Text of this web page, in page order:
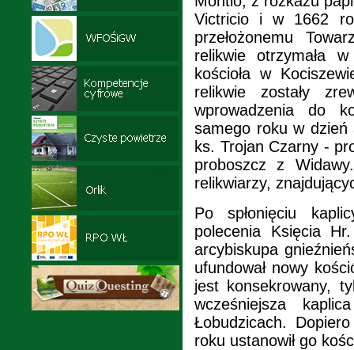
Victricio i w 1662
przełożonemu
relikwie otrzymała
kościoła w
relikwie zostały
wprowadzenia do
samego roku w dzień
ks. Trojan Czarny -
proboszcz z
relikwiarzy,
Po spłonięciu
polecenia Księcia
arcybiskupa
ufundował nowy
jest konsekrowany,
wcześniejsza
Łobudzicach.
roku ustanowił go